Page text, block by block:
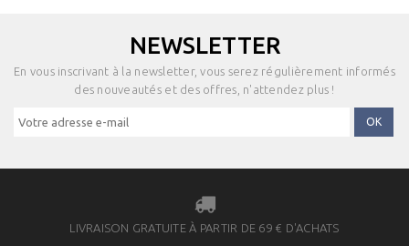
NEWSLETTER
En vous inscrivant à la newsletter, vous serez régulièrement informés
des nouveautés et des offres, n'attendez plus !
LIVRAISON GRATUITE À PARTIR DE 69 € D'ACHATS